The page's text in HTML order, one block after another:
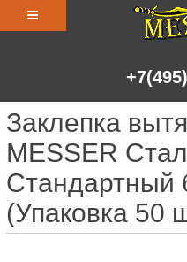
Заклепка
MESSER
Стандартный
(Упаковка 50